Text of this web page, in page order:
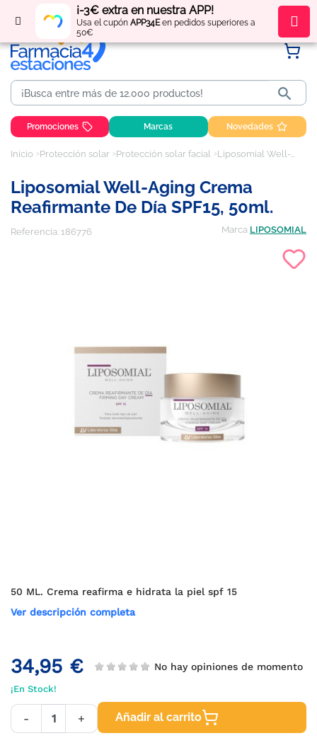
¡-3€ extra en nuestra APP!
Usa el cupón APP34Een pedidos superiores a
50€
Regístratey obténpuntos por tus compras

Promociones Marcas Novedades
Inicio Protección solar Protección solar facial Liposomial Well-Aging Crema Reafirmante de Día SPF15, 50ml.
Liposomial Well-Aging Crema
Reafirmante De Día SPF15, 50ml.
Referencia: 186776 Marca LIPOSOMIAL
50 ML. Crema reafirma e hidrata la piel spf 15
Ver descripción completa
34,95 € No hay opiniones de momento
¡En Stock!
- + Añadir al carrito